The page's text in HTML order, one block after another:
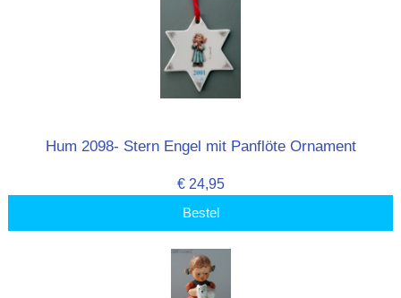
Hum 2098- Stern Engel mit Panflöte Ornament
€ 24,95
Bestel